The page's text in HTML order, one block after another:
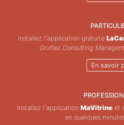
Installez l'application gratuite
Gruffaz Consulting
En savoir
Installez l'application MaVitrineet
en quelques